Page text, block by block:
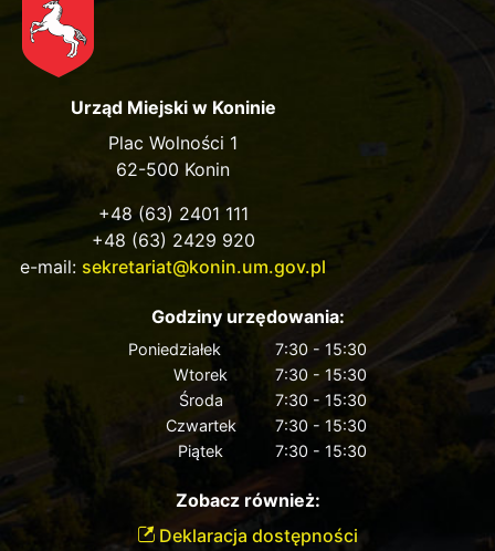
Urząd Miejski w Koninie
Plac Wolności 1
62-500 Konin
+48 (63) 2401 111
+48 (63) 2429 920
e-mail: sekretariat@konin.um.gov.pl
Godziny urzędowania:
Poniedziałek
7:30 - 15:30
Wtorek
7:30 - 15:30
Środa
7:30 - 15:30
Czwartek
7:30 - 15:30
Piątek
7:30 - 15:30
Zobacz również:
Deklaracja dostępności